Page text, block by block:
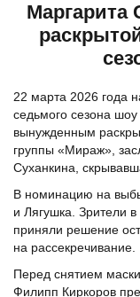
Маргарита
22 марта 2026 года
седьмого сезона
вынужденным
группы «Мираж»,
Суханкина,
В номинацию на
и Лягушка. Зрители
приняли решение
на рассекречивание.
Перед снятием
Филипп Киркоров